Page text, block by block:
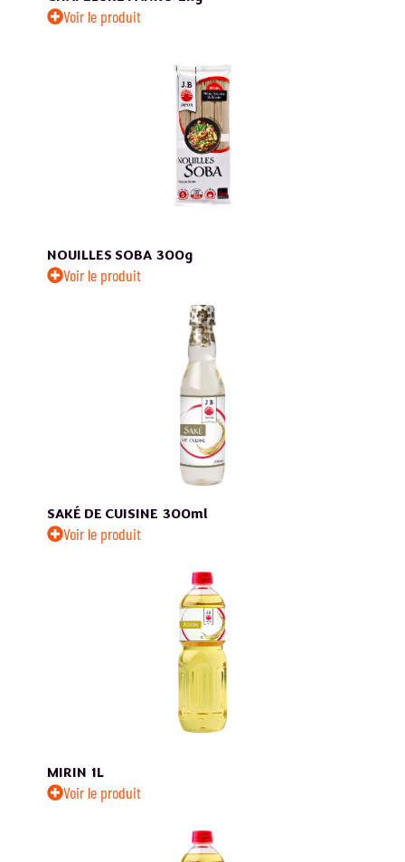
Voir le produit
NOUILLES SOBA 300g
Voir le produit
SAKÉ DE CUISINE 300ml
Voir le produit
MIRIN 1L
Voir le produit